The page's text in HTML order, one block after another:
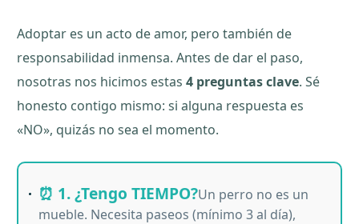
Adoptar es un acto de amor, pero también de
responsabilidad inmensa. Antes de dar el paso,
nosotras nos hicimos estas 4 preguntas clave. Sé
honesto contigo mismo: si alguna respuesta es
«NO», quizás no sea el momento.
⏰ 1. ¿Tengo TIEMPO?Un perro no es un
mueble. Necesita paseos (mínimo 3 al día),